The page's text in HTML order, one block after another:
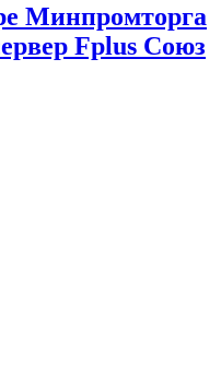
Минпромторга
Fplus Союз